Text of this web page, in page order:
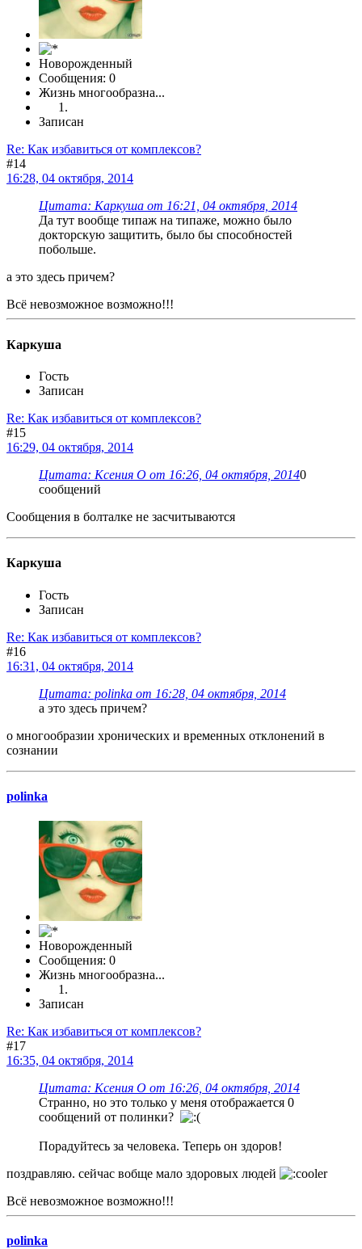
Новорожденный
Сообщения: 0
Жизнь многообразна...
Записан
Re: Как избавиться от комплексов?
#14
16:28, 04 октября, 2014
Цитата: Каркуша от 16:21, 04 октября, 2014
Да тут вообще типаж на типаже, можно было
докторскую защитить, было бы способностей
побольше.
а это здесь причем?
Всё невозможное возможно!!!
Каркуша
Гость
Записан
Re: Как избавиться от комплексов?
#15
16:29, 04 октября, 2014
Цитата: Ксения О от 16:26, 04 октября, 20140
сообщений
Сообщения в болталке не засчитываются
Каркуша
Гость
Записан
Re: Как избавиться от комплексов?
#16
16:31, 04 октября, 2014
Цитата: polinka от 16:28, 04 октября, 2014
а это здесь причем?
о многообразии хронических и временных отклонений в
сознании
polinka
Новорожденный
Сообщения: 0
Жизнь многообразна...
Записан
Re: Как избавиться от комплексов?
#17
16:35, 04 октября, 2014
Цитата: Ксения О от 16:26, 04 октября, 2014
Странно, но это только у меня отображается 0
сообщений от полинки?
Порадуйтесь за человека. Теперь он здоров!
поздравляю. сейчас вобще мало здоровых людей
Всё невозможное возможно!!!
polinka